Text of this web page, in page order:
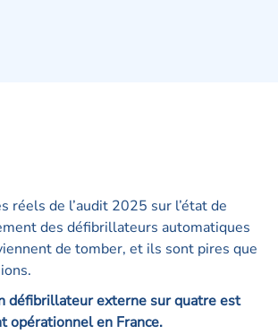
réels de l’audit 2025 sur l’état de
des défibrillateurs automatiques
de tomber, et ils sont pires que
défibrillateur externe sur quatre est
opérationnel en France.